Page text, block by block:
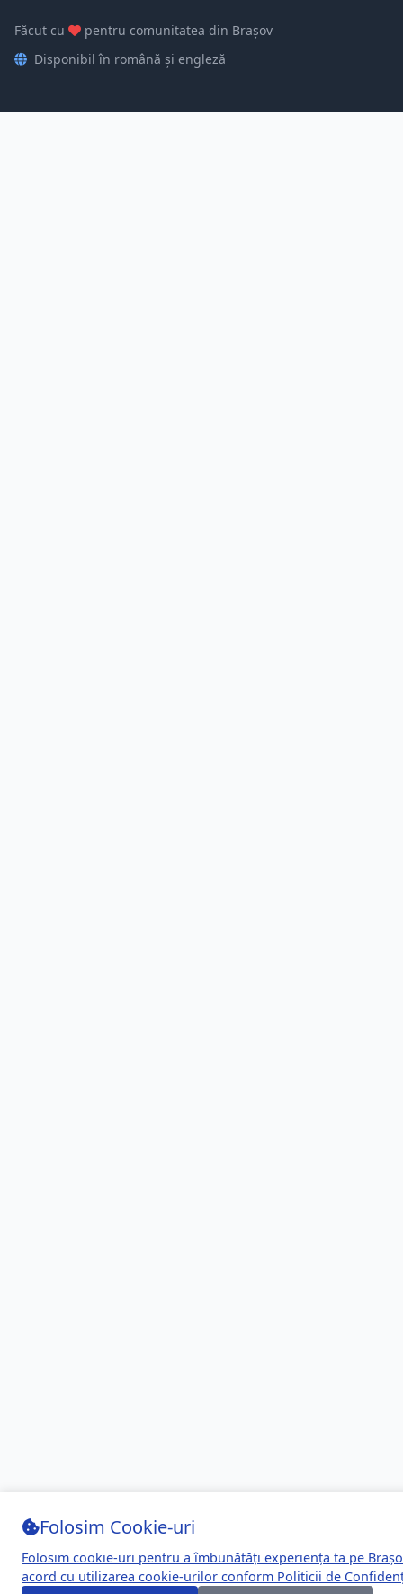
Făcut cu
pentru comunitatea din Brașov
Disponibil în română și engleză
Folosim Cookie-uri
Folosim cookie-uri pentru a îmbunătăți experiența ta pe
acord cu utilizarea cookie-urilor conform Politicii de